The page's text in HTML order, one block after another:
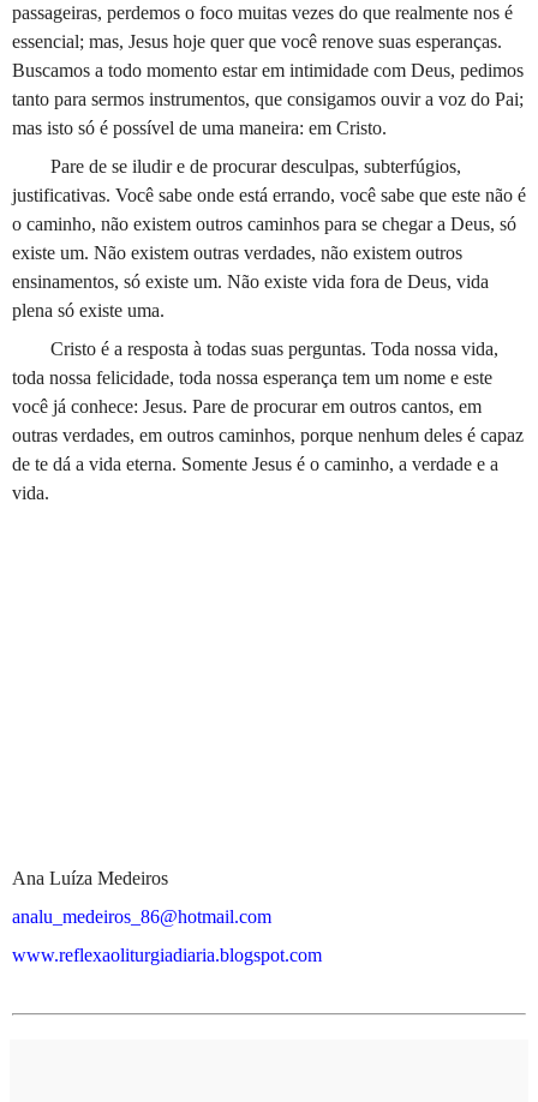
passageiras, perdemos o foco muitas vezes do que realmente nos é
essencial; mas, Jesus hoje quer que você renove suas esperanças.
Buscamos a todo momento estar em intimidade com Deus, pedimos
tanto para sermos instrumentos, que consigamos ouvir a voz do Pai;
mas isto só é possível de uma maneira: em Cristo.
Pare de se iludir e de procurar desculpas, subterfúgios,
justificativas. Você sabe onde está errando, você sabe que este não é
o caminho, não existem outros caminhos para se chegar a Deus, só
existe um. Não existem outras verdades, não existem outros
ensinamentos, só existe um. Não existe vida fora de Deus, vida
plena só existe uma.
Cristo é a resposta à todas suas perguntas. Toda nossa vida,
toda nossa felicidade, toda nossa esperança tem um nome e este
você já conhece: Jesus. Pare de procurar em outros cantos, em
outras verdades, em outros caminhos, porque nenhum deles é capaz
de te dá a vida eterna. Somente Jesus é o caminho, a verdade e a
vida.
Ana Luíza Medeiros
analu_medeiros_86@hotmail.com
www.reflexaoliturgiadiaria.blogspot.com